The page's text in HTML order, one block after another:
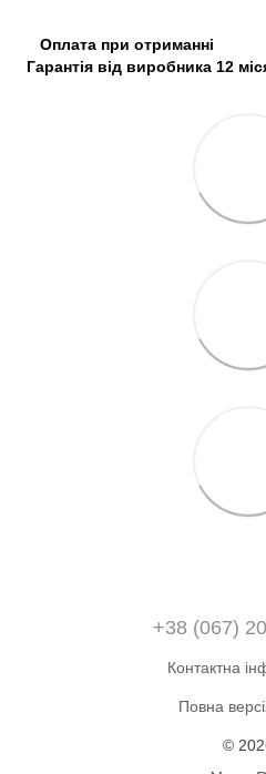
Оплата при отриманні
Гарантія від виробника 12
+38 (067)
Контактна
Повна
©